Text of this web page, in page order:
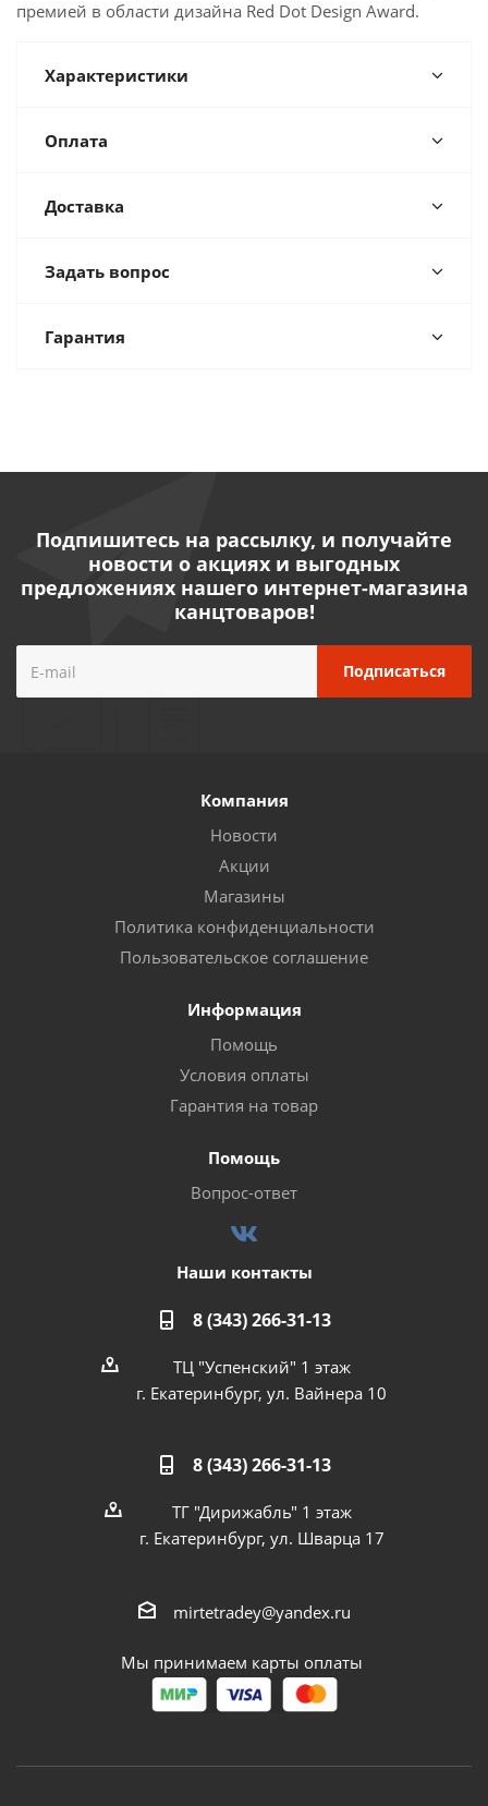
премией в области дизайна Red Dot Design Award.
Характеристики
Оплата
Доставка
Задать вопрос
Гарантия
Подпишитесь на рассылку, и получайте
новости о акциях и выгодных
предложениях нашего интернет-магазина
канцтоваров!
Компания
Новости
Акции
Магазины
Политика конфиденциальности
Пользовательское соглашение
Информация
Помощь
Условия оплаты
Гарантия на товар
Помощь
Вопрос-ответ
Наши контакты
8 (343) 266-31-13
ТЦ "Успенский" 1 этаж
г. Екатеринбург, ул. Вайнера 10
8 (343) 266-31-13
ТГ "Дирижабль" 1 этаж
г. Екатеринбург, ул. Шварца 17
mirtetradey@yandex.ru
Мы принимаем карты оплаты